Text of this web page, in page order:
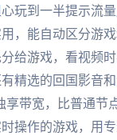
玩到一半提示流
，能自动区分游戏
给游戏，看视频
精选的回国影音
享带宽，比普通节
操作的游戏，用